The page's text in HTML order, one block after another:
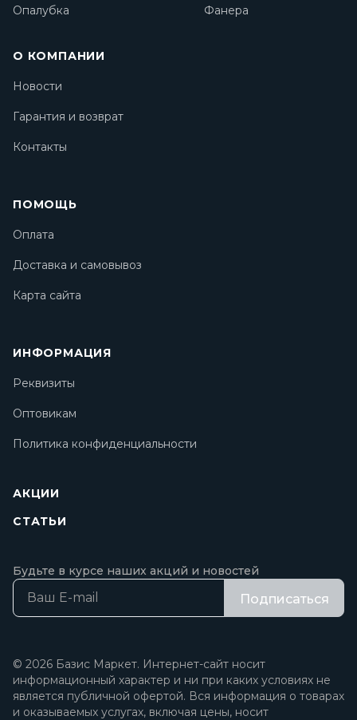
Опалубка
Фанера
О КОМПАНИИ
Новости
Гарантия и возврат
Контакты
ПОМОЩЬ
Оплата
Доставка и самовывоз
Карта сайта
ИНФОРМАЦИЯ
Реквизиты
Оптовикам
Политика конфиденциальности
АКЦИИ
СТАТЬИ
Будьте в курсе наших акций и новостей
Подписаться
© 2026 Базис Маркет. Интернет-сайт носит
информационный характер и ни при каких условиях не
является публичной офертой. Вся информация о товарах
и оказываемых услугах, включая цены, носит